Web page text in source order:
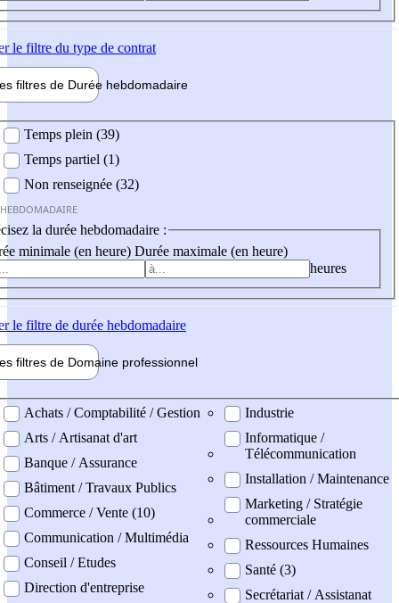
le filtre du type de contrat
filtres de Durée hebdomadaire
Temps plein (39)
Temps partiel (1)
Non renseignée (32)
la durée hebdomadaire :
minimale (en heure) Durée maximale (en heure)
heures
le filtre de durée hebdomadaire
filtres de Domaine professionnel
professionel
Achats / Comptabilité / Gestion
Arts / Artisanat d'art
Banque / Assurance
Bâtiment / Travaux Publics
Commerce / Vente (10)
Communication / Multimédia
Conseil / Etudes
Direction d'entreprise
Industrie
Informatique /
Télécommunication
Installation / Maintenance
Marketing / Stratégie
commerciale
Ressources Humaines
Santé (3)
Secrétariat / Assistanat